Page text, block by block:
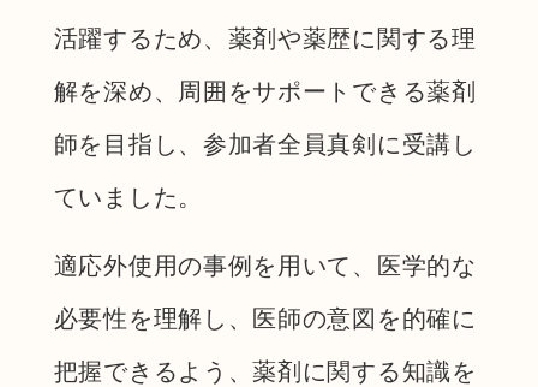
活躍するため、薬剤や薬歴に関する理
解を深め、周囲をサポートできる薬剤
師を目指し、参加者全員真剣に受講し
ていました。
適応外使用の事例を用いて、医学的な
必要性を理解し、医師の意図を的確に
把握できるよう、薬剤に関する知識を